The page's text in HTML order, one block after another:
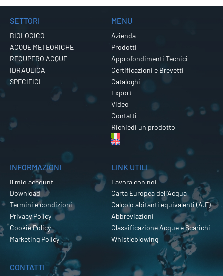
SETTORI
BIOLOGICO
ACQUE METEORICHE
RECUPERO ACQUE
IDRAULICA
SPECIFICI
MENU
Azienda
Prodotti
Approfondimenti Tecnici
Certificazioni e Brevetti
Cataloghi
Export
Video
Contatti
Richiedi un prodotto
INFORMAZIONI
Il mio account
Download
Termini e condizioni
Privacy Policy
Cookie Policy
Marketing Policy
LINK UTILI
Lavora con noi
Carta Europea dell’Acqua
Calcolo abitanti equivalenti (A.E)
Abbreviazioni
Classificazione Acque e Scarichi
Whistleblowing
CONTATTI